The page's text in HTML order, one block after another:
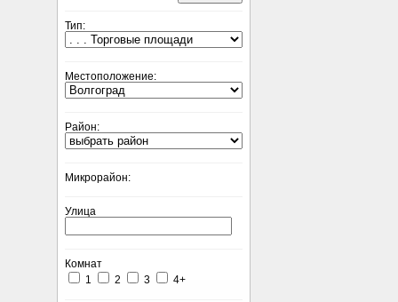
Тип:
Местоположение:
Район:
Микрорайон:
Улица
Комнат
1
2 3 4+